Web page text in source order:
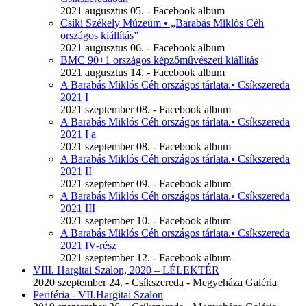
2021 augusztus 05. - Facebook album
Csíki Székely Múzeum • „Barabás Miklós Céh
országos kiállítás”
2021 augusztus 06. - Facebook album
BMC 90+1 országos képzőművészeti kiállítás
2021 augusztus 14. - Facebook album
A Barabás Miklós Céh országos tárlata.• Csíkszereda
2021 I
2021 szeptember 08. - Facebook album
A Barabás Miklós Céh országos tárlata.• Csíkszereda
2021 I a
2021 szeptember 08. - Facebook album
A Barabás Miklós Céh országos tárlata.• Csíkszereda
2021 II
2021 szeptember 09. - Facebook album
A Barabás Miklós Céh országos tárlata.• Csíkszereda
2021 III
2021 szeptember 10. - Facebook album
A Barabás Miklós Céh országos tárlata.• Csíkszereda
2021 IV-rész
2021 szeptember 12. - Facebook album
VIII. Hargitai Szalon, 2020 – LÉLEKTÉR
2020 szeptember 24. - Csíkszereda - Megyeháza Galéria
Periféria - VII.Hargitai Szalon